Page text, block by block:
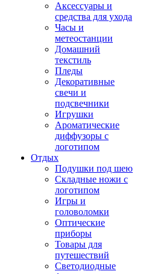
Аксессуары и
средства для ухода
Часы и
метеостанции
Домашний
текстиль
Пледы
Декоративные
свечи и
подсвечники
Игрушки
Ароматические
диффузоры с
логотипом
Отдых
Подушки под шею
Складные ножи с
логотипом
Игры и
головоломки
Оптические
приборы
Товары для
путешествий
Светодиодные